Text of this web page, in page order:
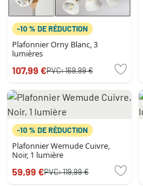
-10 % DE RÉDUCTION
Plafonnier Orny Blanc, 3
lumières
107,99 €PVC:169,99 €
-10 % DE RÉDUCTION
Plafonnier Wemude Cuivre,
Noir, 1 lumière
59,99 €PVC:119,99 €